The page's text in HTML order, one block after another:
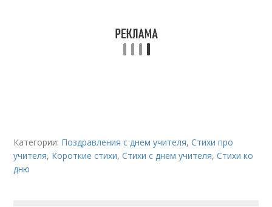
Категории: Поздравления с днем учителя,Стихи про
учителя, Короткие стихи,Стихи с днем учителя,Стихи ко
дню